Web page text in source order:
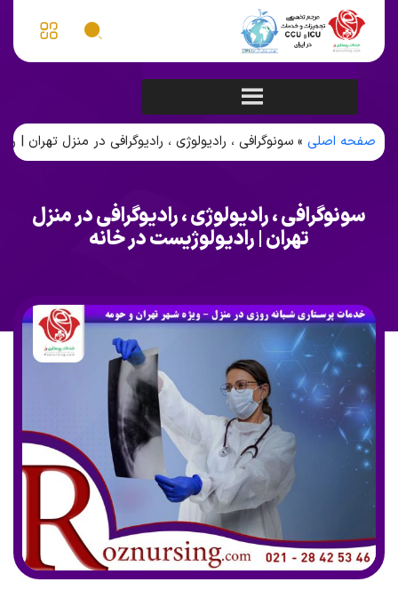
صفحه اصلی » سونوگرافی ، رادیولوژی ، رادیوگرافی در منزل تهران |
سونوگرافی ، رادیولوژی ، رادیوگرافی در منزل
تهران | رادیولوژیست در خانه